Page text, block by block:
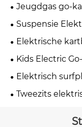
Jeugdgas go-
Suspensie
Elektrische
Kids Electric
Elektrisch
Tweezits